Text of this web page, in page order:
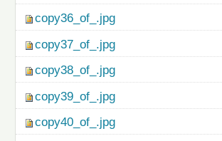
copy36_of_.jpg
copy37_of_.jpg
copy38_of_.jpg
copy39_of_.jpg
copy40_of_.jpg